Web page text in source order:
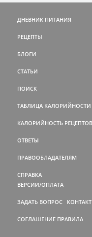
ДНЕВНИК ПИТАНИЯ
РЕЦЕПТЫ
БЛОГИ
СТАТЬИ
ПОИСК
ТАБЛИЦА КАЛОРИЙНОСТИ
КАЛОРИЙНОСТЬ РЕЦЕПТОВ
ОТВЕТЫ
ПРАВООБЛАДАТЕЛЯМ
СПРАВКА
ВЕРСИИ/ОПЛАТА
ЗАДАТЬ ВОПРОС
СОГЛАШЕНИЕ ПРАВИЛА